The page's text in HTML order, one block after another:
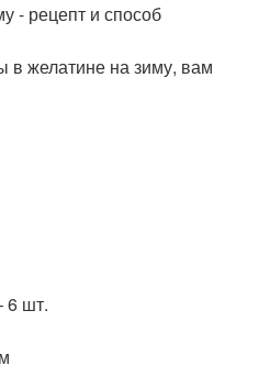
- рецепт и способ
в желатине на зиму, вам
6 шт.